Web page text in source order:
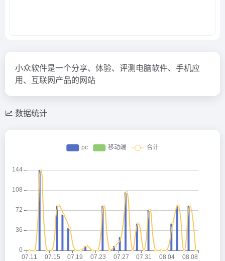
小众软件是一个分享、体验、评测电脑软件、手机应
用、互联网产品的网站
数据统计